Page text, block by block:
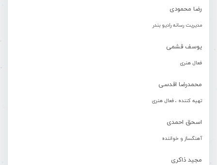
رضا محمودی
مدیریت رسانه رادیو بندر
یوسف قشمی
فعال هنری
محمدرضا اقدسی
تهیه کننده ، فعال هنری
اسحق احمدی
آهنگساز و خواننده
مجید ذاکری